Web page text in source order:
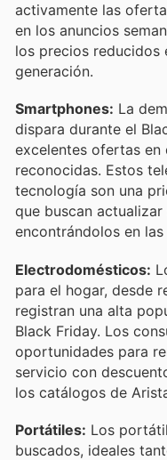
activamente las
en los anuncios
los precios reducidos
generación.
Smartphones: La
dispara durante el
excelentes ofertas en
reconocidas. Estos
tecnología son una
que buscan
encontrándolos en
Electrodomésticos:
para el hogar, desde
registran una alta
Black Friday. Los
oportunidades para
servicio con
los catálogos de
Portátiles: Los
buscados, ideales